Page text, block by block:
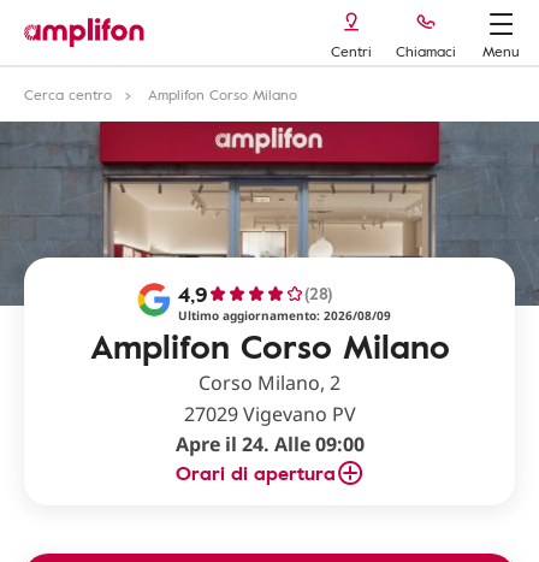
Centri Chiamaci
Menu
Cerca centro
Amplifon Corso Milano
Amplifon Corso Milano
4,9 (28)
Ultimo aggiornamento: 2026/08/09
Corso Milano, 2
27029 Vigevano PV
Apre il 24. Alle 09:00
Orari di apertura